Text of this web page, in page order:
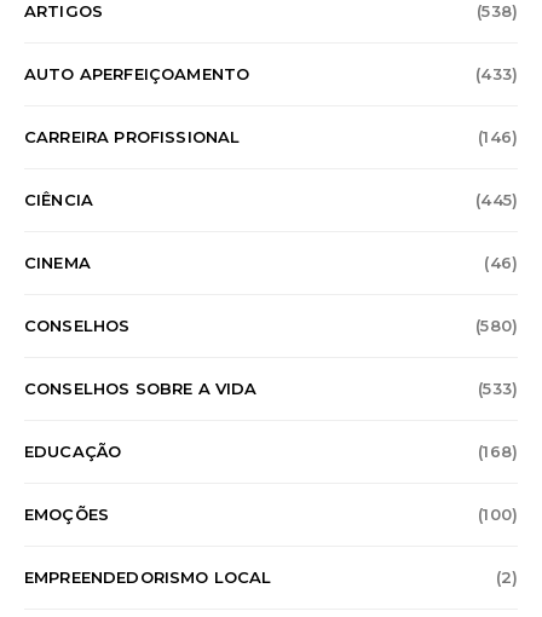
ARTIGOS (538)
AUTO APERFEIÇOAMENTO (433)
CARREIRA PROFISSIONAL (146)
CIÊNCIA (445)
CINEMA (46)
CONSELHOS (580)
CONSELHOS SOBRE A VIDA (533)
EDUCAÇÃO (168)
EMOÇÕES (100)
EMPREENDEDORISMO LOCAL (2)